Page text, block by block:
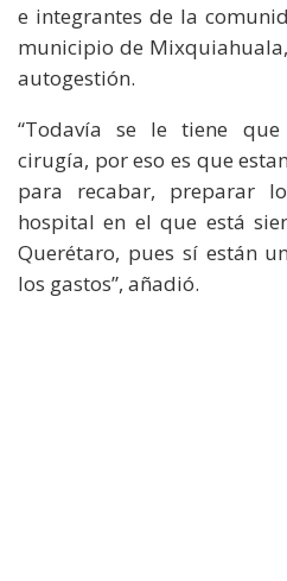
e integrantes de la
municipio de
autogestión.
“Todavía se le tiene
cirugía, por eso es que
para recabar, preparar
hospital en el que está
Querétaro, pues sí están
los gastos”, añadió.